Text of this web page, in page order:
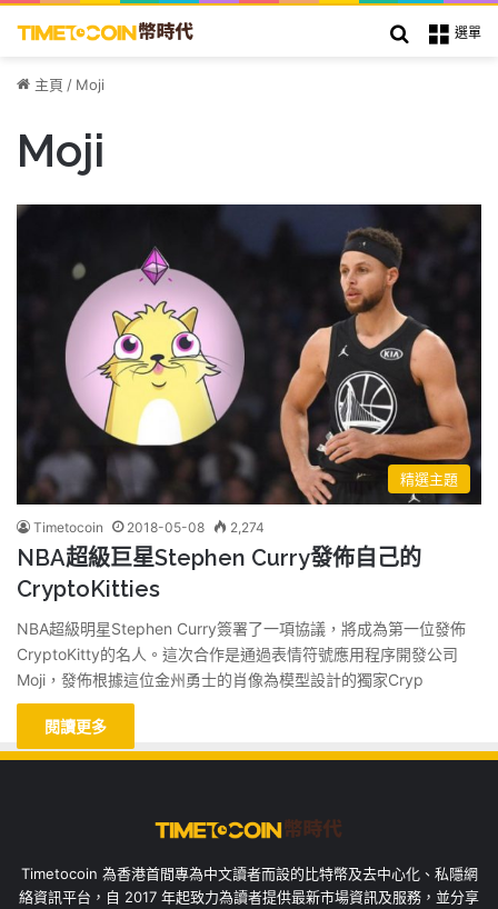
選單
搜索
主頁 / Moji
Moji
精選主題
Timetocoin 2018-05-08 2,274
NBA超級巨星Stephen Curry發佈自己的
CryptoKitties
NBA超級明星Stephen Curry簽署了一項協議，將成為第一位發佈
CryptoKitty的名人。這次合作是通過表情符號應用程序開發公司
Moji，發佈根據這位金州勇士的肖像為模型設計的獨家Cryp
閱讀更多
Timetocoin 為香港首間專為中文讀者而設的比特幣及去中心化、私隱網
絡資訊平台，自 2017 年起致力為讀者提供最新市場資訊及服務，並分享